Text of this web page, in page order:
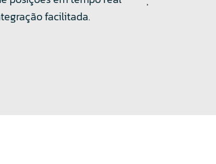
e integração facilitada.